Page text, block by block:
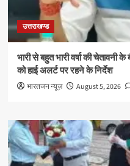
उत्तराखण्ड
भारी से बहुत भारी वर्षा की चेतावनी
को हाई अलर्ट पर रहने के निर्देश
भारतजन न्यूज़ August 5, 2026